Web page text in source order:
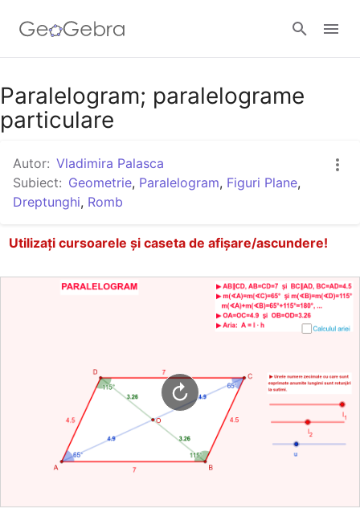
Google Classroom
Paralelogram; paralelograme
particulare
Autor: Vladimira Palasca
Subiect: Geometrie, Paralelogram, Figuri Plane,
Dreptunghi, Romb
Utilizați cursoarele și caseta de afișare/ascundere!